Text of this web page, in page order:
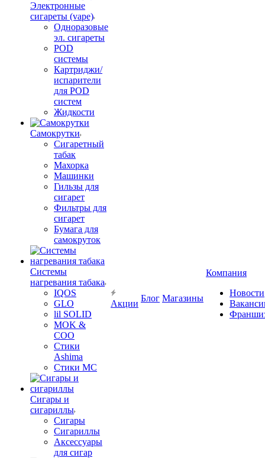
Электронные
сигареты (vape)
Одноразовые
эл. сигареты
POD
системы
Картриджи/
испарители
для POD
систем
Жидкости
Самокрутки
Сигаретный
табак
Махорка
Машинки
Гильзы для
сигарет
Фильтры для
сигарет
Бумага для
самокруток
Системы
нагревания табака
IQOS
GLO
lil SOLID
MOK &
COO
Стики
Ashima
Стики MC
Сигары и
сигариллы
Сигары
Сигариллы
Аксессуары
для сигар
Акции
Блог Магазины
Компания
Новости